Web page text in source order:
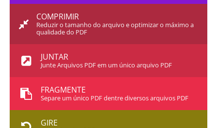
COMPRIMIR
Reduzir o tamanho do arquivo e optimizar o máximo a
qualidade do PDF
JUNTAR
Junte Arquivos PDF em um único arquivo PDF
FRAGMENTE
Separe um único PDF dentre diversos arquivos PDF
GIRE